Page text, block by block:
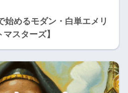
始めるモダン・白単エメリ
スターズ】